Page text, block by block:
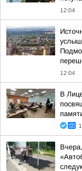
12:04
12:04
В